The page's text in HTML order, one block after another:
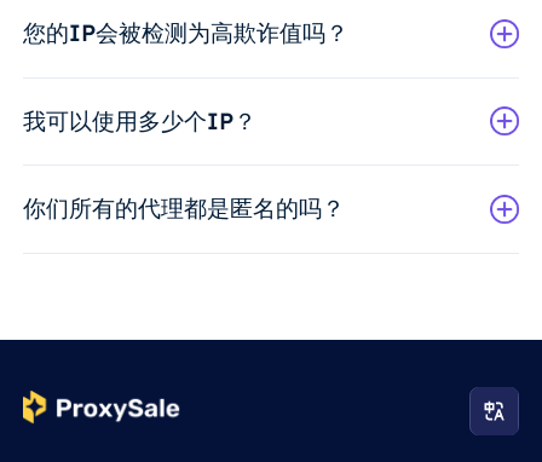
您的IP会被检测为高欺诈值吗？
我可以使用多少个IP？
你们所有的代理都是匿名的吗？